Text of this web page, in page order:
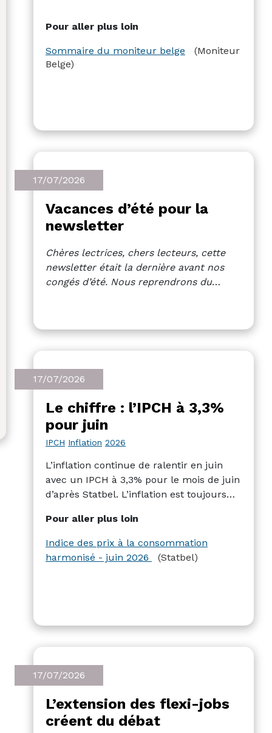
Pour aller plus loin
Sommaire du moniteur belge
(Moniteur
Belge)
17/07/2026
Vacances d’été pour la
newsletter
Chères lectrices, chers lecteurs, cette
newsletter était la dernière avant nos
congés d’été. Nous reprendrons du
17/07/2026
Le chiffre : l’IPCH à 3,3%
pour juin
IPCH Inflation 2026
L’inflation continue de ralentir en juin
avec un IPCH à 3,3% pour le mois de juin
d’après Statbel. L’inflation est toujours
du logement et de l’eau, et la plus forte
baisse est observée au niveau des
produits alimentaires et des boissons non
Pour aller plus loin
Indice des prix à la consommation
harmonisé - juin 2026
(Statbel)
17/07/2026
L’extension des flexi-jobs
créent du débat